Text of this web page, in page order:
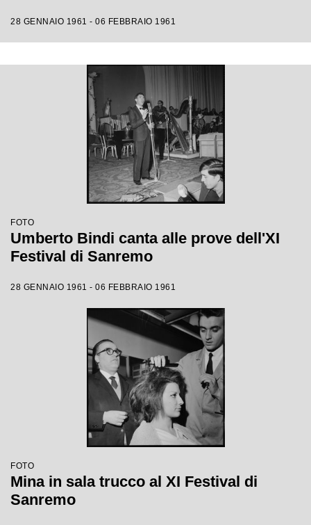
28 GENNAIO 1961 - 06 FEBBRAIO 1961
FOTO
Umberto Bindi canta alle prove dell'XI
Festival di Sanremo
28 GENNAIO 1961 - 06 FEBBRAIO 1961
FOTO
Mina in sala trucco al XI Festival di
Sanremo